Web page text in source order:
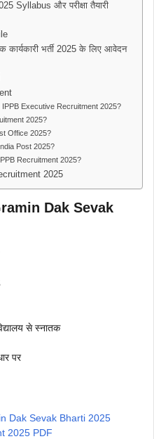
Syllabus और परीक्षा तैयारी
कार्यकारी भर्ती 2025 के लिए आवेदन
Executive Recruitment 2025?
2025?
Office 2025?
Post 2025?
Recruitment 2025?
2025
Dak Sevak
से स्नातक
पर
Dak Sevak Bharti 2025
2025 PDF